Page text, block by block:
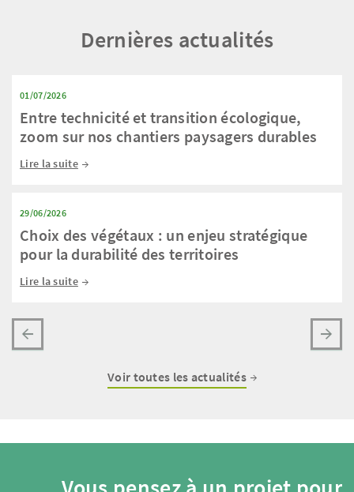
Dernières actualités
01/07/2026
Entre technicité et transition écologique,
zoom sur nos chantiers paysagers durables
Lire la suite
29/06/2026
Choix des végétaux : un enjeu stratégique
pour la durabilité des territoires
Lire la suite
Voir toutes les actualités